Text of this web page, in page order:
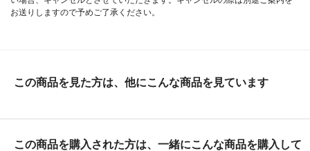
お送りしますので予めご了承ください。
この商品を見た方は、他にこんな商品を見ています
この商品を購入された方は、一緒にこんな商品を購入して